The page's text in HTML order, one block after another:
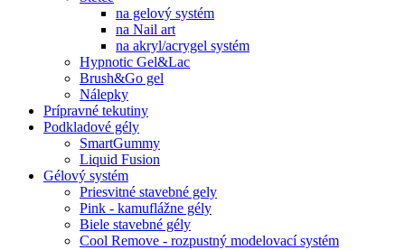
na gelový systém
na Nail art
na akryl/acrygel systém
Hypnotic Gel&Lac
Brush&Go gel
Nálepky
Prípravné tekutiny
Podkladové gély
SmartGummy
Liquid Fusion
Gélový systém
Priesvitné stavebné gely
Pink - kamuflážne gély
Biele stavebné gély
Cool Remove - rozpustný modelovací systém